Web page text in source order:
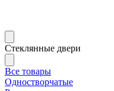
Стеклянные двери
Все товары
Одностворчатые